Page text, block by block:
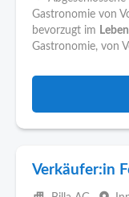
Gastronomie von
bevorzugt im
Gastronomie, von
Verkäufer:in